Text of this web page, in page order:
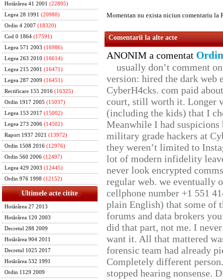
Hotărârea 41 2001 (22895)
Legea 28 1991 (20980)
Ordin 4 2007 (18320)
Cod 0 1864 (17591)
Legea 571 2003 (16986)
Legea 263 2010 (16614)
Legea 215 2001 (16471)
Legea 287 2009 (16451)
Rectificare 155 2016 (16325)
Ordin 1917 2005 (15037)
Legea 153 2017 (15002)
Legea 273 2006 (14502)
Raport 1937 2021 (13972)
Ordin 1508 2016 (12976)
Ordin 560 2006 (12497)
Legea 429 2003 (12445)
Ordin 976 1998 (12152)
Ultimele acte citite
Hotărârea 27 2013
Hotărârea 120 2003
Decretul 288 2009
Hotărârea 904 2011
Decretul 1025 2017
Hotărârea 532 1991
Ordin 1129 2009
Momentan nu exista niciun comentariu la
Comentarii la alte acte
ANONIM a comentat
usually don’t comment
version: hired the dark web
CyberH4cks. com paid
court, still worth it. Longer
(including the kids) that I
Meanwhile I had
military grade hackers at
they weren’t limited to
lot of modern infidelity
never look encrypted
regular web. we eventually
cellphone number +1 551
plain English) that some of
forums and data brokers
did that part, not me. I
want it. All that mattered
forensic team had already
Completely different
stopped hearing nonsense.